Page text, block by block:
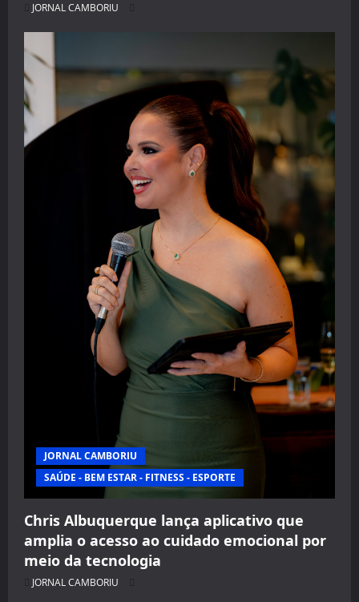
JORNAL CAMBORIU
JORNAL CAMBORIU
SAÚDE - BEM ESTAR - FITNESS - ESPORTE
Chris Albuquerque lança aplicativo que
amplia o acesso ao cuidado emocional por
meio da tecnologia
JORNAL CAMBORIU